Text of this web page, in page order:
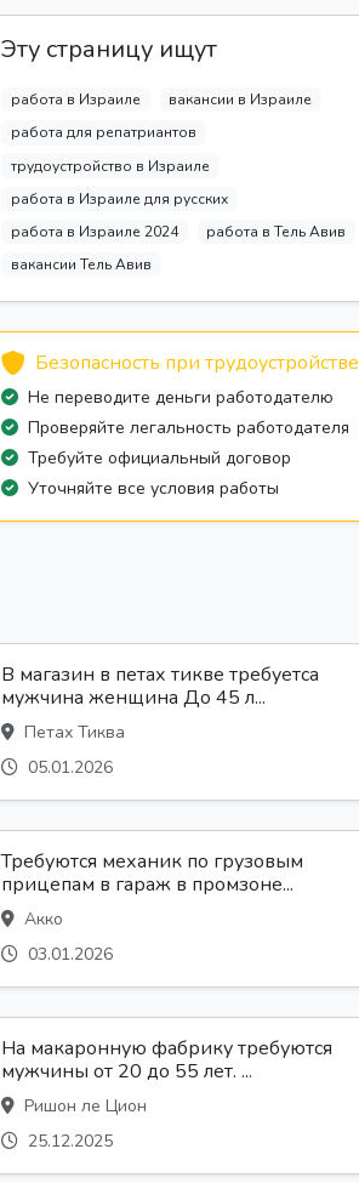
Эту страницу ищут
работа в Израиле
вакансии в Израиле
работа для репатриантов
трудоустройство в Израиле
работа в Израиле для русских
работа в Израиле 2024
работа в Тель Авив
вакансии Тель Авив
Безопасность при трудоустройстве
Не переводите деньги работодателю
Проверяйте легальность работодателя
Требуйте официальный договор
Уточняйте все условия работы
В магазин в петах тикве требуетса
мужчина женщина До 45 л...
Петах Тиква
05.01.2026
Требуются механик по грузовым
прицепам в гараж в промзоне...
Акко
03.01.2026
На макаронную фабрику требуются
мужчины от 20 до 55 лет. ...
Ришон ле Цион
25.12.2025